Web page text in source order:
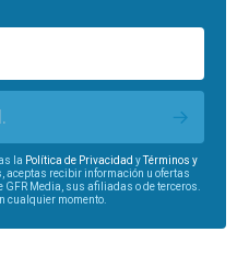
la Política de Privacidad y
Términos y
aceptas recibir información u ofertas
Media, sus afiliadas o de terceros.
cualquier momento.